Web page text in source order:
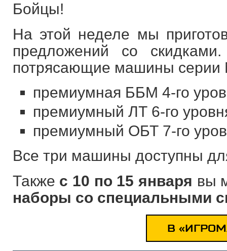
Бойцы!
На этой неделе мы
предложений со
потрясающие машины серии
премиумная ББМ 4-го
премиумный ЛТ 6-го
премиумный ОБТ 7-го
Все три машины доступны
Также с 10 по 15 января вы
наборы со специальными
В